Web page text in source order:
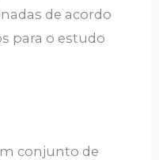
de acordo
para o estudo
conjunto de